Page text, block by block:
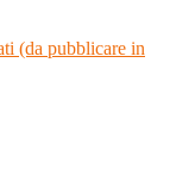
(da pubblicare in